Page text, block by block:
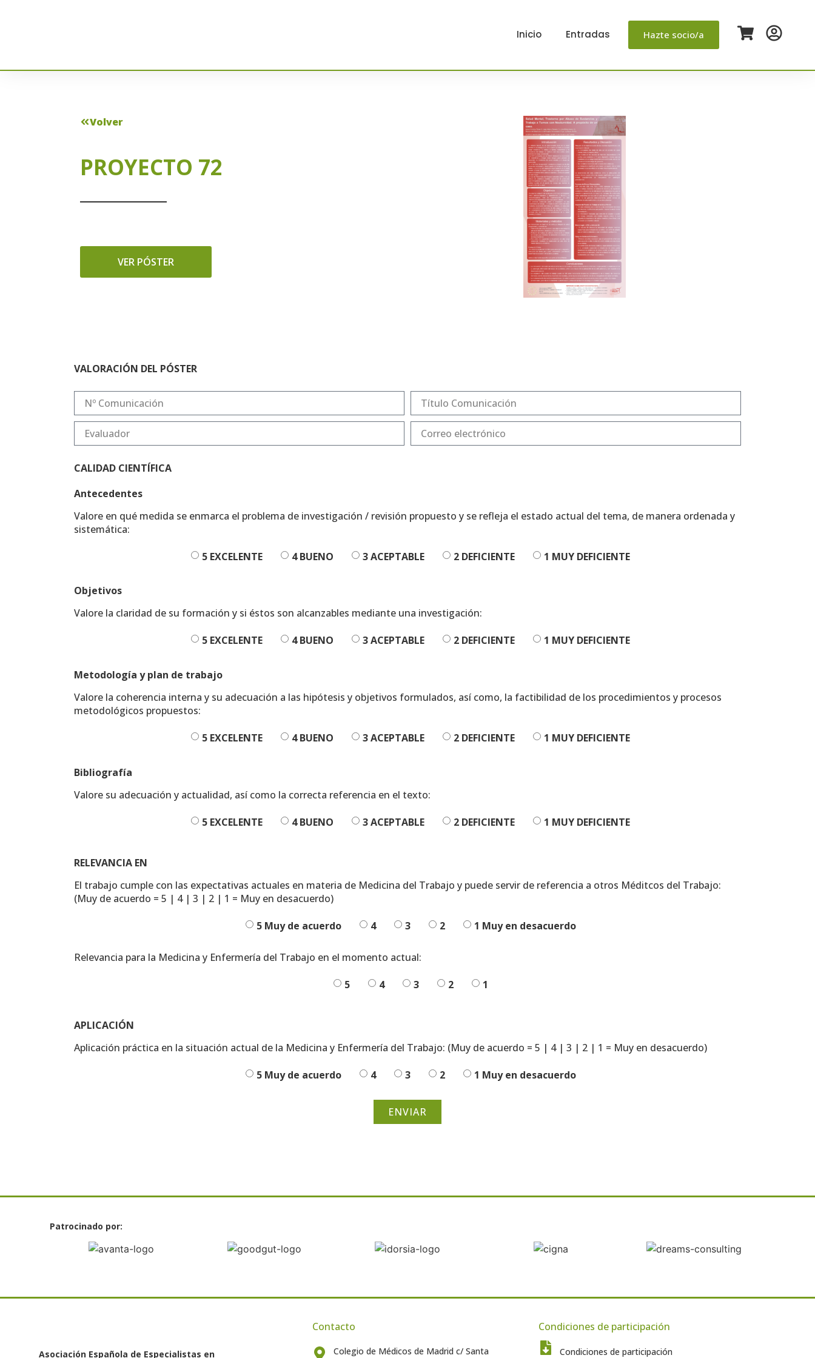
Inicio Entradas Hazte socio/a
Volver
PROYECTO 72
VER PÓSTER
VALORACIÓN DEL PÓSTER
CALIDAD CIENTÍFICA
Antecedentes
Valore en qué medida se enmarca el problema de investigación / revisión propuesto y se refleja el estado actual del tema, de manera ordenada y
sistemática:
5 EXCELENTE 4 BUENO 3 ACEPTABLE 2 DEFICIENTE 1 MUY DEFICIENTE
Objetivos
Valore la claridad de su formación y si éstos son alcanzables mediante una investigación:
5 EXCELENTE 4 BUENO 3 ACEPTABLE 2 DEFICIENTE 1 MUY DEFICIENTE
Metodología y plan de trabajo
Valore la coherencia interna y su adecuación a las hipótesis y objetivos formulados, así como, la factibilidad de los procedimientos y procesos
metodológicos propuestos:
5 EXCELENTE 4 BUENO 3 ACEPTABLE 2 DEFICIENTE 1 MUY DEFICIENTE
Bibliografía
Valore su adecuación y actualidad, así como la correcta referencia en el texto:
5 EXCELENTE 4 BUENO 3 ACEPTABLE 2 DEFICIENTE 1 MUY DEFICIENTE
RELEVANCIA EN
El trabajo cumple con las expectativas actuales en materia de Medicina del Trabajo y puede servir de referencia a otros Méditcos del Trabajo:
(Muy de acuerdo = 5 | 4 | 3 | 2 | 1 = Muy en desacuerdo)
5 Muy de acuerdo 4 3 2 1 Muy en desacuerdo
Relevancia para la Medicina y Enfermería del Trabajo en el momento actual:
5 4 3 2 1
APLICACIÓN
Aplicación práctica en la situación actual de la Medicina y Enfermería del Trabajo: (Muy de acuerdo = 5 | 4 | 3 | 2 | 1 = Muy en desacuerdo)
5 Muy de acuerdo 4 3 2 1 Muy en desacuerdo
ENVIAR
Patrocinado por:
Asociación Española de Especialistas en
Contacto
Colegio de Médicos de Madrid c/ Santa
Condiciones de participación
Condiciones de participación